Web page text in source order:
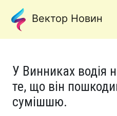
Вектор Новин
У Винниках водія
те, що він
сумішшю.